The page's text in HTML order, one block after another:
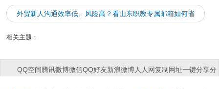
外贸新人沟通效率低、风险高？看山东职教专属邮箱如何省
相关主题：
QQ空间腾讯微博微信QQ好友新浪微博人人网复制网址一键分享分